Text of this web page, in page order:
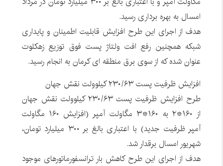
امسال به بهره برداری رسید.
هدف از اجرای این طرح افزایش قابلیت اطمینان و پایداری
شبکه همچنین رفع افت ولتاژ پست فوق توزیع زهکلوت
عنوان شده که از سوی برق منطقه ای کرمان به انجام رسید.
افزایش ظرفیت پست ۲۳۰/۶۳ کیلوولت نقش جهان
طرح افزایش ظرفیت پست ۲۳۰/۶۳ کیلوولت نقش جهان
از ۱۶۰*۲ به ۱۶۰*۳ مگاولت آمپر (افزایش ۱۶۰ مگاولت
آمپر ظرفیت جدید) با اعتباری بالغ بر ۳۰۰ میلیارد تومان،
شهریور امسال برقدار شد.
هدف از اجرای این طرح کاهش بار ترانسفورماتورهای موجود